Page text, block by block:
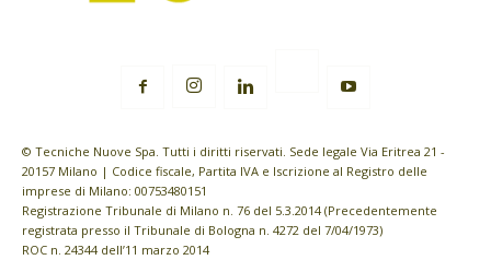
© Tecniche Nuove Spa. Tutti i diritti riservati. Sede legale Via Eritrea 21 -
20157 Milano | Codice fiscale, Partita IVA e Iscrizione al Registro delle
imprese di Milano: 00753480151
Registrazione Tribunale di Milano n. 76 del 5.3.2014 (Precedentemente
registrata presso il Tribunale di Bologna n. 4272 del 7/04/1973)
ROC n. 24344 dell’11 marzo 2014